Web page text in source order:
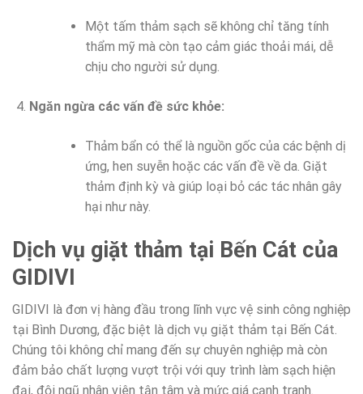
Một tấm thảm sạch sẽ không chỉ tăng tính
thẩm mỹ mà còn tạo cảm giác thoải mái, dễ
chịu cho người sử dụng.
Ngăn ngừa các vấn đề sức khỏe:
Thảm bẩn có thể là nguồn gốc của các bệnh dị
ứng, hen suyễn hoặc các vấn đề về da. Giặt
thảm định kỳ và giúp loại bỏ các tác nhân gây
hại như này.
Dịch vụ giặt thảm tại Bến Cát của
GIDIVI
GIDIVI là đơn vị hàng đầu trong lĩnh vực vệ sinh công nghiệp
tại Bình Dương, đặc biệt là dịch vụ giặt thảm tại Bến Cát.
Chúng tôi không chỉ mang đến sự chuyên nghiệp mà còn
đảm bảo chất lượng vượt trội với quy trình làm sạch hiện
đại, đội ngũ nhân viên tận tâm và mức giá cạnh tranh.